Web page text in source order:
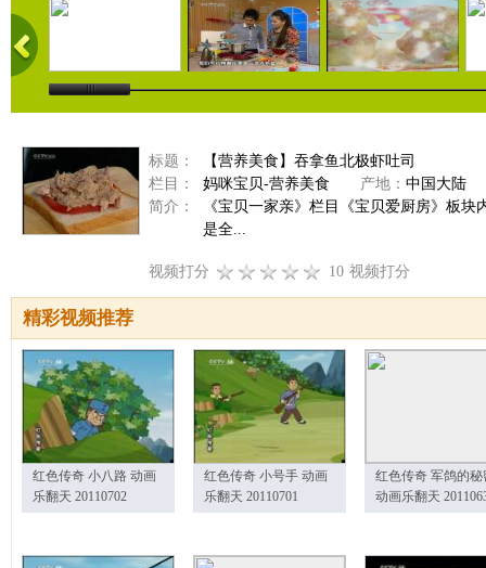
标题：
【营养美食】吞拿鱼北极虾吐司
栏目：
妈咪宝贝-营养美食 产地： 中国大陆
简介：
《宝贝一家亲》栏目《宝贝爱厨房》板
是全...
视频打分 10 视频打分
精彩视频推荐
红色传奇 小八路 动画
乐翻天 20110702
红色传奇 小号手 动画
乐翻天 20110701
红色传奇 军鸽的秘
动画乐翻天